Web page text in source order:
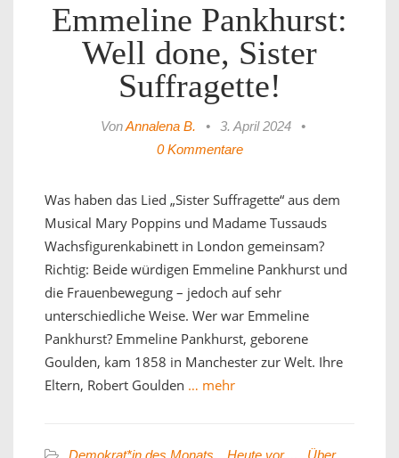
Emmeline Pankhurst:
Well done, Sister
Suffragette!
VonAnnalena B. • 3. April 2024
•
0 Kommentare
Was haben das Lied „Sister Suffragette“ aus dem
Musical Mary Poppins und Madame Tussauds
Wachsfigurenkabinett in London gemeinsam?
Richtig: Beide würdigen Emmeline Pankhurst und
die Frauenbewegung – jedoch auf sehr
unterschiedliche Weise. Wer war Emmeline
Pankhurst? Emmeline Pankhurst, geborene
Goulden, kam 1858 in Manchester zur Welt. Ihre
Eltern, Robert Goulden … mehr
Demokrat*in des Monats, Heute vor...,
Über